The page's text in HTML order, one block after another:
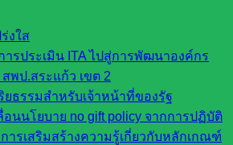
งใส
ารประเมิน ITA ไปสู่การพัฒนาองค์กร
พป.สระแก้ว เขต 2
ยธรรมสำหรับเจ้าหน้าที่ของรัฐ
อนนโยบาย no gift policy จากการปฏิบัติ
ารเสริมสร้างความรู้เกี่ยวกับหลักเกณฑ์